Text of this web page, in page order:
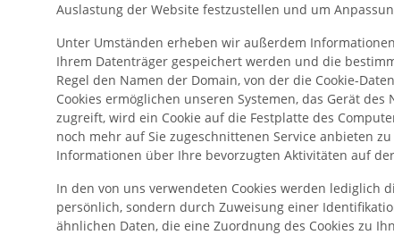
Auslastung der Website festzustellen und um
Unter Umständen erheben wir außerdem
Ihrem Datenträger gespeichert werden und die
Regel den Namen der Domain, von der die Cookie-
Cookies ermöglichen unseren Systemen, das Gerät
zugreift, wird ein Cookie auf die Festplatte des
noch mehr auf Sie zugeschnittenen Service anbieten
Informationen über Ihre bevorzugten Aktivitäten auf
In den von uns verwendeten Cookies werden
persönlich, sondern durch Zuweisung einer
ähnlichen Daten, die eine Zuordnung des Cookies zu